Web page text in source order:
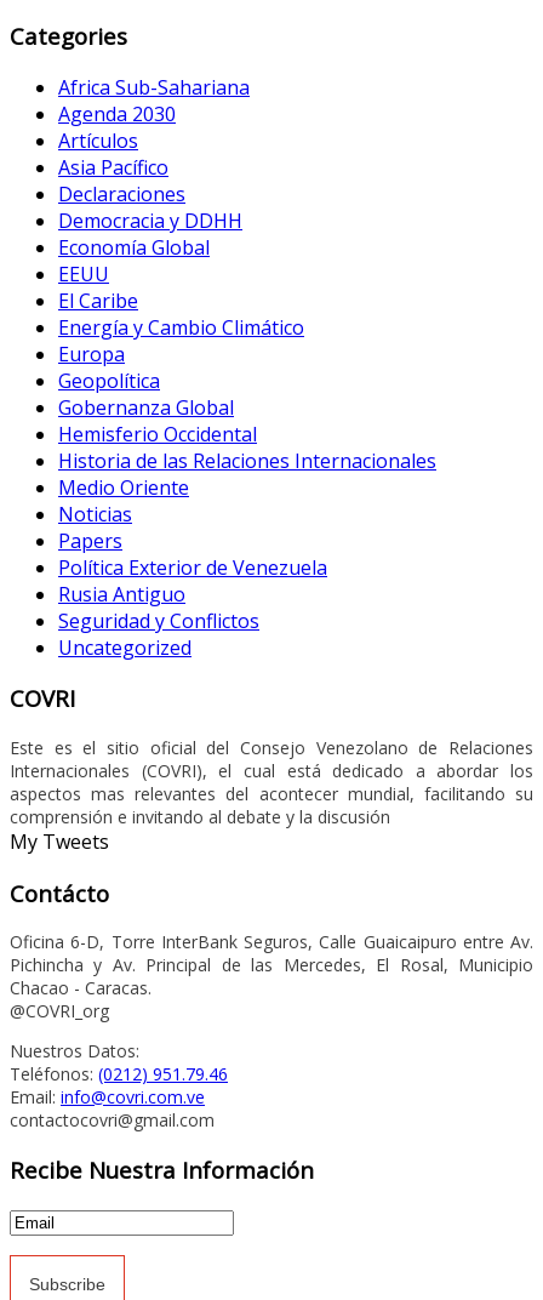
Categories
Africa Sub-Sahariana
Agenda 2030
Artículos
Asia Pacífico
Declaraciones
Democracia y DDHH
Economía Global
EEUU
El Caribe
Energía y Cambio Climático
Europa
Geopolítica
Gobernanza Global
Hemisferio Occidental
Historia de las Relaciones Internacionales
Medio Oriente
Noticias
Papers
Política Exterior de Venezuela
Rusia Antiguo
Seguridad y Conflictos
Uncategorized
COVRI
Este es el sitio oficial del Consejo Venezolano de Relaciones
Internacionales (COVRI), el cual está dedicado a abordar los
aspectos mas relevantes del acontecer mundial, facilitando su
comprensión e invitando al debate y la discusión
My Tweets
Contácto
Oficina 6-D, Torre InterBank Seguros, Calle Guaicaipuro entre Av.
Pichincha y Av. Principal de las Mercedes, El Rosal, Municipio
Chacao - Caracas.
@COVRI_org
Nuestros Datos:
Teléfonos: (0212) 951.79.46
Email: info@covri.com.ve
contactocovri@gmail.com
Recibe Nuestra Información